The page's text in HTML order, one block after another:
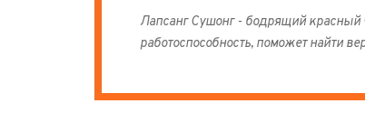
Лапсанг Сушонг - бодрящий красный
работоспособность, поможет найти